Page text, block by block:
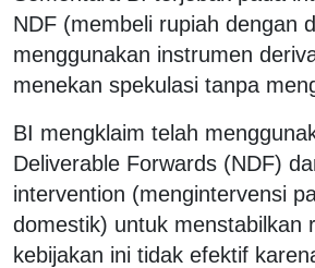
NDF (membeli rupiah dengan
menggunakan instrumen
menekan spekulasi tanpa
BI mengklaim telah
Deliverable Forwards (NDF)
intervention (mengintervensi
domestik) untuk menstabilkan
kebijakan ini tidak efektif